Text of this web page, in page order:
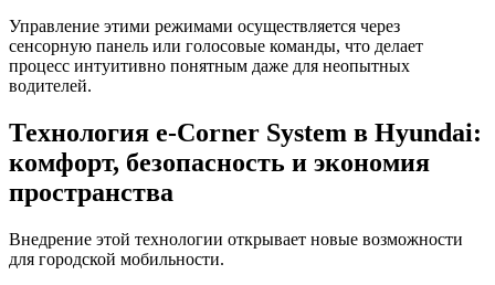
Управление этими режимами осуществляется через
сенсорную панель или голосовые команды, что делает
процесс интуитивно понятным даже для неопытных
водителей.
Технология e-Corner System в Hyundai:
комфорт, безопасность и экономия
пространства
Внедрение этой технологии открывает новые возможности
для городской мобильности.